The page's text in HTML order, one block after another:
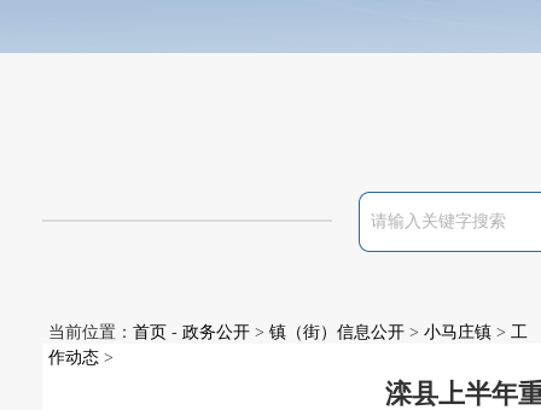
当前位置： 首页 - 政务公开 > 镇（街）信息公开 > 小马庄镇 > 工
作动态 >
滦县上半年